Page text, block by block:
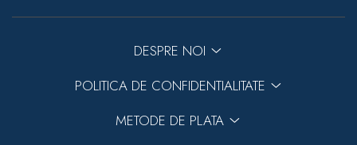
DESPRE NOI
POLITICA DE CONFIDENTIALITATE
METODE DE PLATA